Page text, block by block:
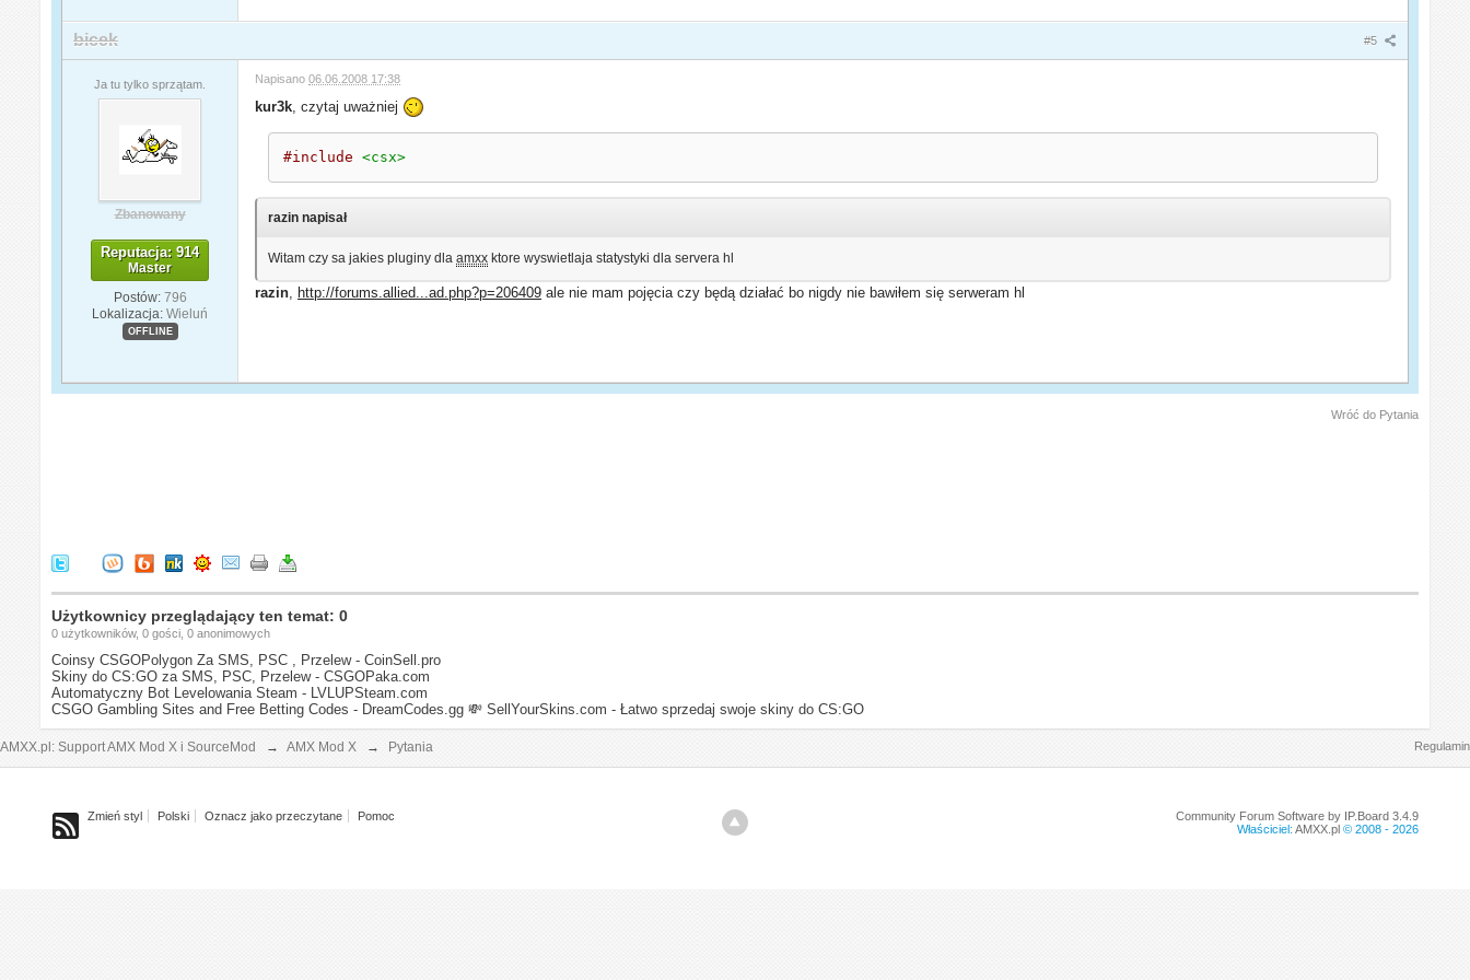
#5
bicek
Ja tu tylko sprzątam.
Zbanowany
Reputacja: 914
Master
Postów: 796
Lokalizacja: Wieluń
OFFLINE
Napisano06.06.2008 17:38
kur3k , czytaj uważniej
#include <csx>
razin napisał
Witam czy sa jakies pluginy dlaamxx ktore wyswietlaja statystyki dla servera hl
razin, http://forums.allied...ad.php?p=206409 ale nie mam pojęcia czy będą działać bo nigdy nie bawiłem się serweram hl
Wróć do Pytania
Użytkownicy przeglądający ten temat: 0
0 użytkowników, 0 gości, 0 anonimowych
Coinsy CSGOPolygon Za SMS, PSC , Przelew - CoinSell.pro
Skiny do CS:GO za SMS, PSC, Przelew - CSGOPaka.com
Automatyczny Bot Levelowania Steam - LVLUPSteam.com
CSGO Gambling Sites and Free Betting Codes - DreamCodes.gg 💸 SellYourSkins.com - Łatwo sprzedaj swoje skiny do CS:GO
AMXX.pl: Support AMX Mod X i SourceMod → AMX Mod X → Pytania Regulamin
Zmień styl Polski Oznacz jako przeczytane Pomoc
Community Forum Software by IP.Board 3.4.9
Właściciel: AMXX.pl© 2008 - 2026